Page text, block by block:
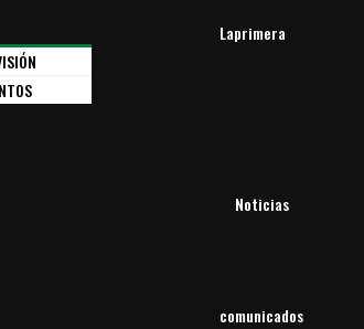
Laprimera
Noticias
comunicados